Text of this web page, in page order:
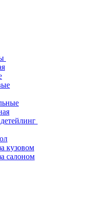
кузовом
салоном